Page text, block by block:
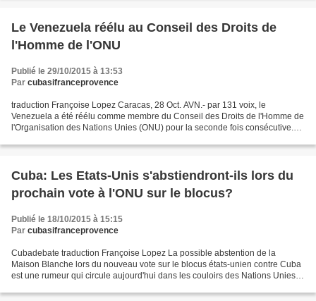
Le Venezuela réélu au Conseil des Droits de
l'Homme de l'ONU
Publié le 29/10/2015 à 13:53
Par cubasifranceprovence
traduction Françoise Lopez Caracas, 28 Oct. AVN.- par 131 voix, le
Venezuela a été réélu comme membre du Conseil des Droits de l'Homme de
l'Organisation des Nations Unies (ONU) pour la seconde fois consécutive.
Cuba: Les Etats-Unis s'abstiendront-ils lors du
prochain vote à l'ONU sur le blocus?
Publié le 18/10/2015 à 15:15
Par cubasifranceprovence
Cubadebate traduction Françoise Lopez La possible abstention de la
Maison Blanche lors du nouveau vote sur le blocus états-unien contre Cuba
est une rumeur qui circule aujourd'hui dans les couloirs des Nations Unies